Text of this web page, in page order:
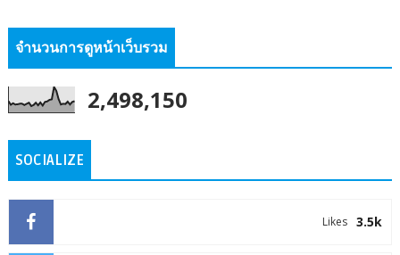
จำนวนการดูหน้าเว็บรวม
2,498,150
SOCIALIZE
3.5k
Likes